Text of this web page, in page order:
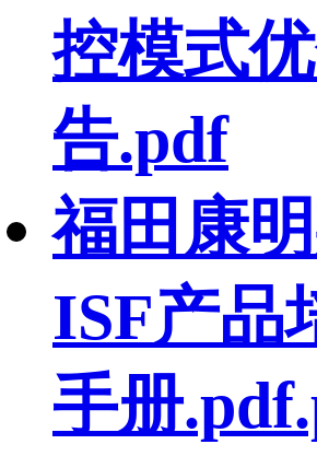
控模式
告.pdf
福田康
ISF产品
手册